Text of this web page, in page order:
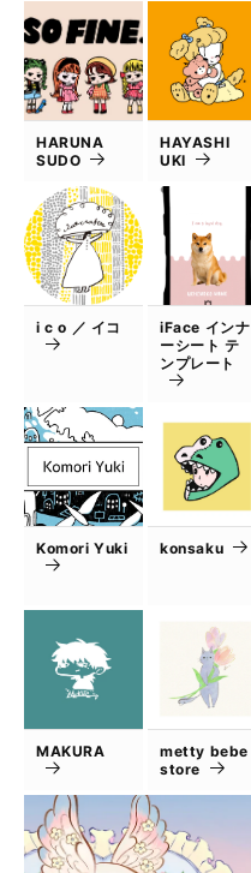
HARUNA
SUDO
HAYASHI
UKI
i c o ／ イコ
iFace インナ
ーシート テ
ンプレート
Komori Yuki konsaku
MAKURA
metty bebe
store